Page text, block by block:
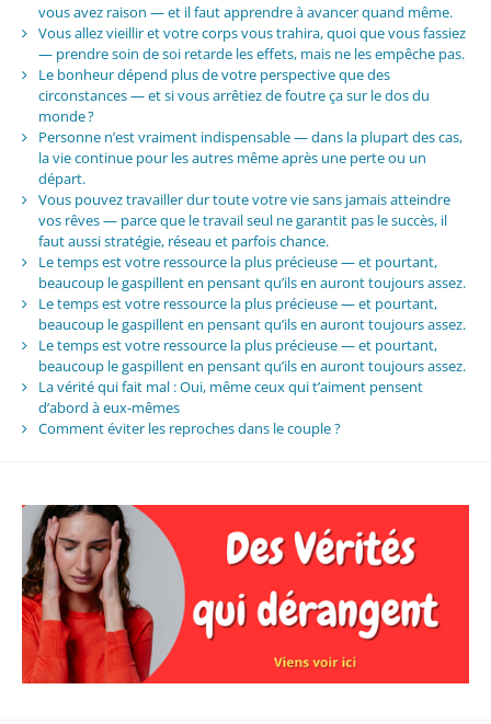
vous avez raison — et il faut apprendre à avancer quand même.
Vous allez vieillir et votre corps vous trahira, quoi que vous fassiez
— prendre soin de soi retarde les effets, mais ne les empêche pas.
Le bonheur dépend plus de votre perspective que des
circonstances — et si vous arrêtiez de foutre ça sur le dos du
monde ?
Personne n’est vraiment indispensable — dans la plupart des cas,
la vie continue pour les autres même après une perte ou un
départ.
Vous pouvez travailler dur toute votre vie sans jamais atteindre
vos rêves — parce que le travail seul ne garantit pas le succès, il
faut aussi stratégie, réseau et parfois chance.
Le temps est votre ressource la plus précieuse — et pourtant,
beaucoup le gaspillent en pensant qu’ils en auront toujours assez.
Le temps est votre ressource la plus précieuse — et pourtant,
beaucoup le gaspillent en pensant qu’ils en auront toujours assez.
Le temps est votre ressource la plus précieuse — et pourtant,
beaucoup le gaspillent en pensant qu’ils en auront toujours assez.
La vérité qui fait mal : Oui, même ceux qui t’aiment pensent
d’abord à eux-mêmes
Comment éviter les reproches dans le couple ?